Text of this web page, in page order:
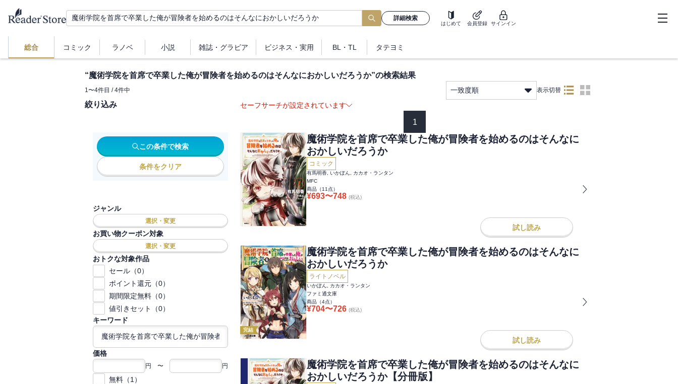
詳細検索
はじめて 会員登録 サインイン
総合 コミック ラノベ 小説 雑誌・ グラビア ビジネス ・実用 BL・TL タテヨミ
“魔術学院を首席で卒業した俺が冒険者を始めるのはそんなにおかしいだろうか”の検索結果
1〜4件目 / 4件中 一致度順 表示切替
絞り込み
この条件で検索
条件をクリア
ジャンル
選択・変更
お買い物クーポン対象
選択・変更
おトクな対象作品
セール（0）
ポイント還元（0）
期間限定無料（0）
値引きセット（0）
キーワード
価格
円 〜 円
無料（1）
セーフサーチが設定されています
1
魔術学院を首席で卒業した俺が冒険者を始めるのはそんなに
おかしいだろうか
コミック
有馬明香, いかぽん, カカオ・ランタン
MFC
商品（11 点）
¥693〜748 (税込)
試し読み
完結
魔術学院を首席で卒業した俺が冒険者を始めるのはそんなに
おかしいだろうか
ライトノベル
いかぽん, カカオ・ランタン
ファミ通文庫
商品（4点）
¥704〜726 (税込)
試し読み
魔術学院を首席で卒業した俺が冒険者を始めるのはそんなに
おかしいだろうか【分冊版】